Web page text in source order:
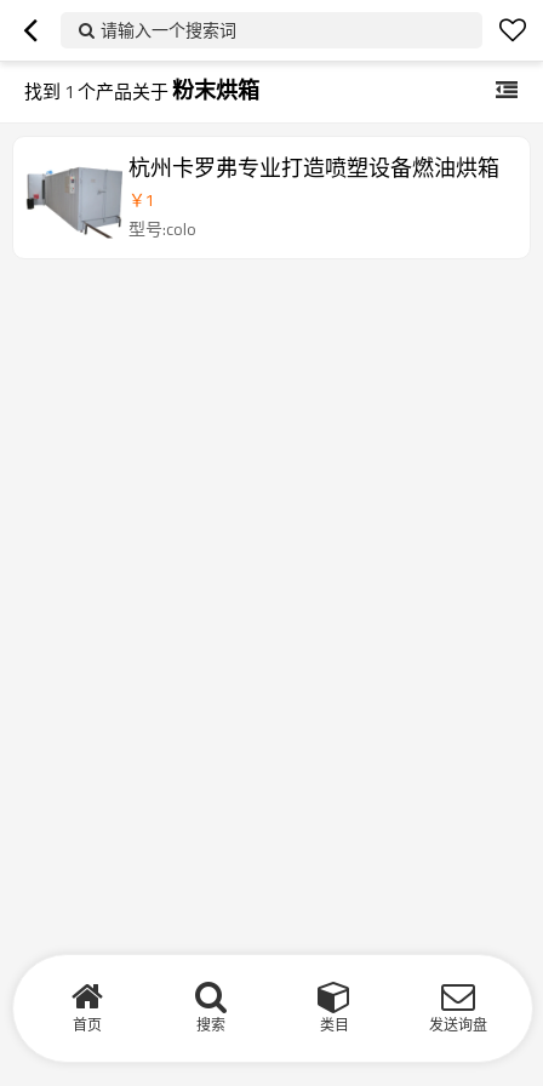
请输入一个搜索词
找到 1 个产品关于粉末烘箱
杭州卡罗弗专业打造喷塑设备燃油烘箱
￥1
型号:colo
首页 搜索 类目 发送询盘